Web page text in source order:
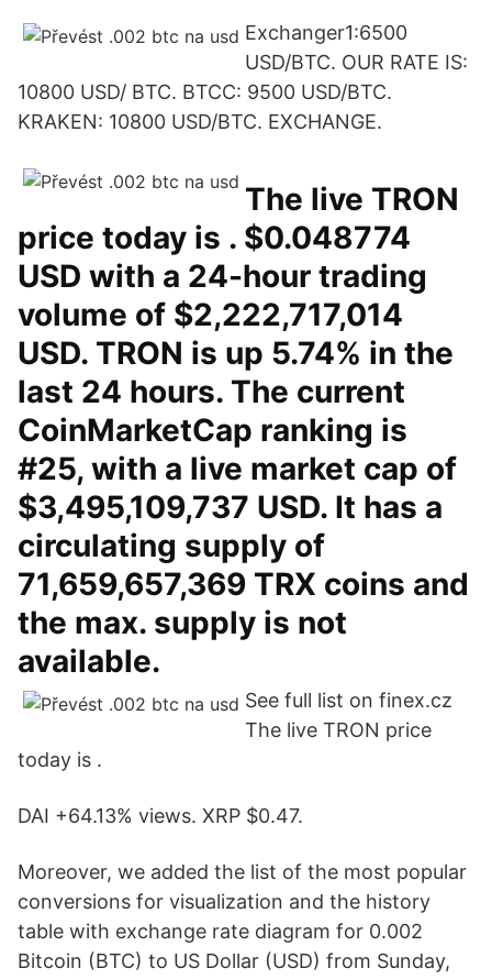
Exchanger1:6500
USD/BTC. OUR RATE IS:
10800 USD/ BTC. BTCC: 9500 USD/BTC.
KRAKEN: 10800 USD/BTC. EXCHANGE.
The live TRON
price today is . $0.048774
USD with a 24-hour trading
volume of $2,222,717,014
USD. TRON is up 5.74% in the
last 24 hours. The current
CoinMarketCap ranking is
#25, with a live market cap of
$3,495,109,737 USD. It has a
circulating supply of
71,659,657,369 TRX coins and
the max. supply is not
available.
See full list on finex.cz
The live TRON price
today is .
DAI +64.13% views. XRP $0.47.
Moreover, we added the list of the most popular
conversions for visualization and the history
table with exchange rate diagram for 0.002
Bitcoin (BTC) to US Dollar (USD) from Sunday,